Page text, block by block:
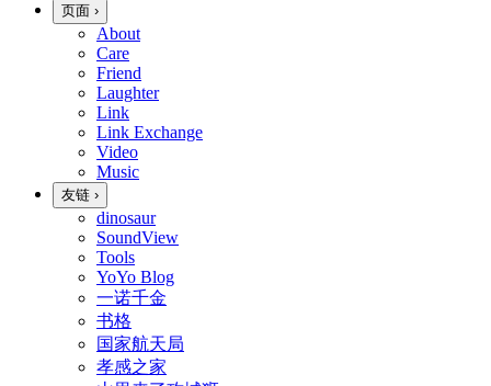
页面 ›
About
Care
Friend
Laughter
Link
Link Exchange
Video
Music
友链 ›
dinosaur
SoundView
Tools
YoYo Blog
一诺千金
书格
国家航天局
孝感之家